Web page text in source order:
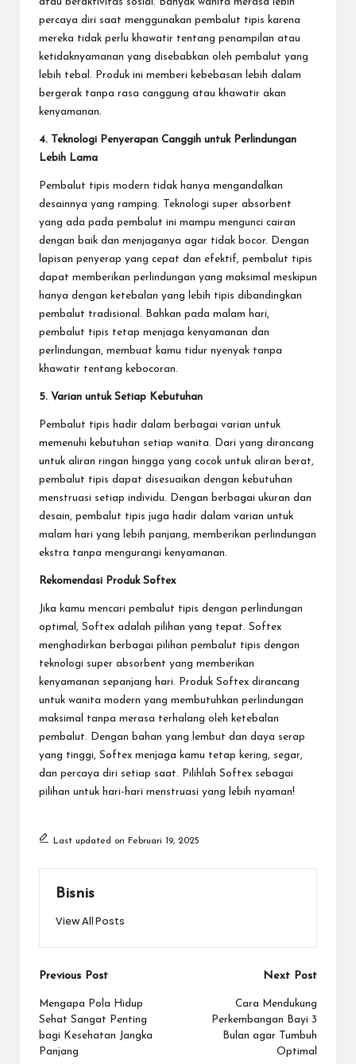
percaya diri saat menggunakan pembalut tipis karena
mereka tidak perlu khawatir tentang penampilan atau
ketidaknyamanan yang disebabkan oleh pembalut yang
lebih tebal. Produk ini memberi kebebasan lebih dalam
bergerak tanpa rasa canggung atau khawatir akan
kenyamanan.
4. Teknologi Penyerapan Canggih untuk Perlindungan
Lebih Lama
Pembalut tipis modern tidak hanya mengandalkan
desainnya yang ramping. Teknologi super absorbent
yang ada pada pembalut ini mampu mengunci cairan
dengan baik dan menjaganya agar tidak bocor. Dengan
lapisan penyerap yang cepat dan efektif, pembalut tipis
dapat memberikan perlindungan yang maksimal meskipun
hanya dengan ketebalan yang lebih tipis dibandingkan
pembalut tradisional. Bahkan pada malam hari,
pembalut tipis tetap menjaga kenyamanan dan
perlindungan, membuat kamu tidur nyenyak tanpa
khawatir tentang kebocoran.
5. Varian untuk Setiap Kebutuhan
Pembalut tipis hadir dalam berbagai varian untuk
memenuhi kebutuhan setiap wanita. Dari yang dirancang
untuk aliran ringan hingga yang cocok untuk aliran berat,
pembalut tipis dapat disesuaikan dengan kebutuhan
menstruasi setiap individu. Dengan berbagai ukuran dan
desain, pembalut tipis juga hadir dalam varian untuk
malam hari yang lebih panjang, memberikan perlindungan
ekstra tanpa mengurangi kenyamanan.
Rekomendasi Produk Softex
Jika kamu mencari pembalut tipis dengan perlindungan
optimal, Softex adalah pilihan yang tepat. Softex
menghadirkan berbagai pilihan pembalut tipis dengan
teknologi super absorbent yang memberikan
kenyamanan sepanjang hari. Produk Softex dirancang
untuk wanita modern yang membutuhkan perlindungan
maksimal tanpa merasa terhalang oleh ketebalan
pembalut. Dengan bahan yang lembut dan daya serap
yang tinggi, Softex menjaga kamu tetap kering, segar,
dan percaya diri setiap saat. Pilihlah Softex sebagai
pilihan untuk hari-hari menstruasi yang lebih nyaman!
Last updated on Februari 19, 2025
Bisnis
View All Posts
Post
navigation
Previous Post
Mengapa Pola Hidup
Sehat Sangat Penting
bagi Kesehatan Jangka
Panjang
Next Post
Cara Mendukung
Perkembangan Bayi 3
Bulan agar Tumbuh
Optimal